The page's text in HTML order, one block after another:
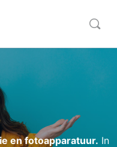
en fotoapparatuur. In